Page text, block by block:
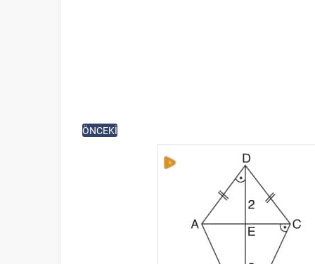
ÖNCEKİ